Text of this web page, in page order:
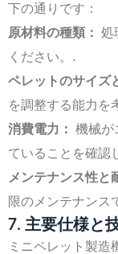
下の通りです：
原材料の種類： 処
ください。.
ペレットのサイズ
を調整する能力を
消費電力： 機械が
ていることを確認
メンテナンス性と
限のメンテナンス
7. 主要仕様と
ミニペレット製造